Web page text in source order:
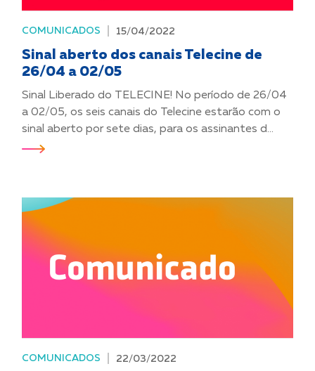
COMUNICADOS 15/04/2022
Sinal aberto dos canais Telecine de
26/04 a 02/05
Sinal Liberado do TELECINE! No período de 26/04
a 02/05, os seis canais do Telecine estarão com o
sinal aberto por sete dias, para os assinantes d...
COMUNICADOS 22/03/2022